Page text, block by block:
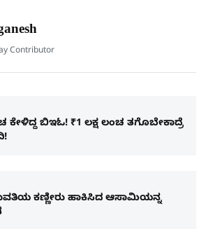
Contributor
ಕೇಳಿದ್ದ ಬಿಇಓ! ₹1 ಲಕ್ಷ ಲಂಚ ತಗೊಬೇಕಾದ್ರೆ
ಕಣ್ಣೀರು ಹಾಕಿಸಿದ ಆಸಾಮಿಯನ್ನ